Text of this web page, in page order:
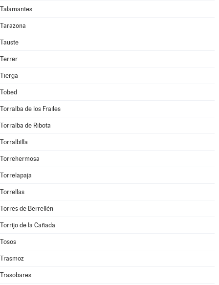
Talamantes
Tarazona
Tauste
Terrer
Tierga
Tobed
Torralba de los Frailes
Torralba de Ribota
Torralbilla
Torrehermosa
Torrelapaja
Torrellas
Torres de Berrellén
Torrijo de la Cañada
Tosos
Trasmoz
Trasobares